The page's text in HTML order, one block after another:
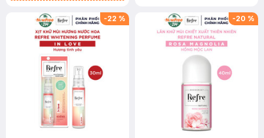
-22 % -20 %